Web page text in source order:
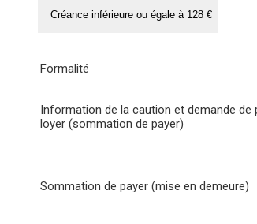
Créance inférieure ou égale à 128 €
Formalité
Information de la caution et demande de
loyer (sommation de payer)
Sommation de payer (mise en demeure)